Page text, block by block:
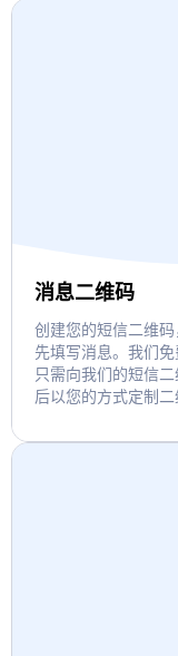
消息二维码
创建您的短信二维
先填写消息。我们
只需向我们的短信
后以您的方式定制二